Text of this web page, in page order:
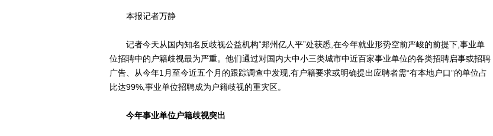
本报记者万静
记者今天从国内知名反歧视公益机构“郑州亿人平”处获悉,在今年就业形势空前严峻的前提下,事业单
位招聘中的户籍歧视最为严重。他们通过对国内大中小三类城市中近百家事业单位的各类招聘启事或招聘
广告、从今年1月至今近五个月的跟踪调查中发现,有户籍要求或明确提出应聘者需“有本地户口”的单位占
比达99%,事业单位招聘成为户籍歧视的重灾区。
今年事业单位户籍歧视突出